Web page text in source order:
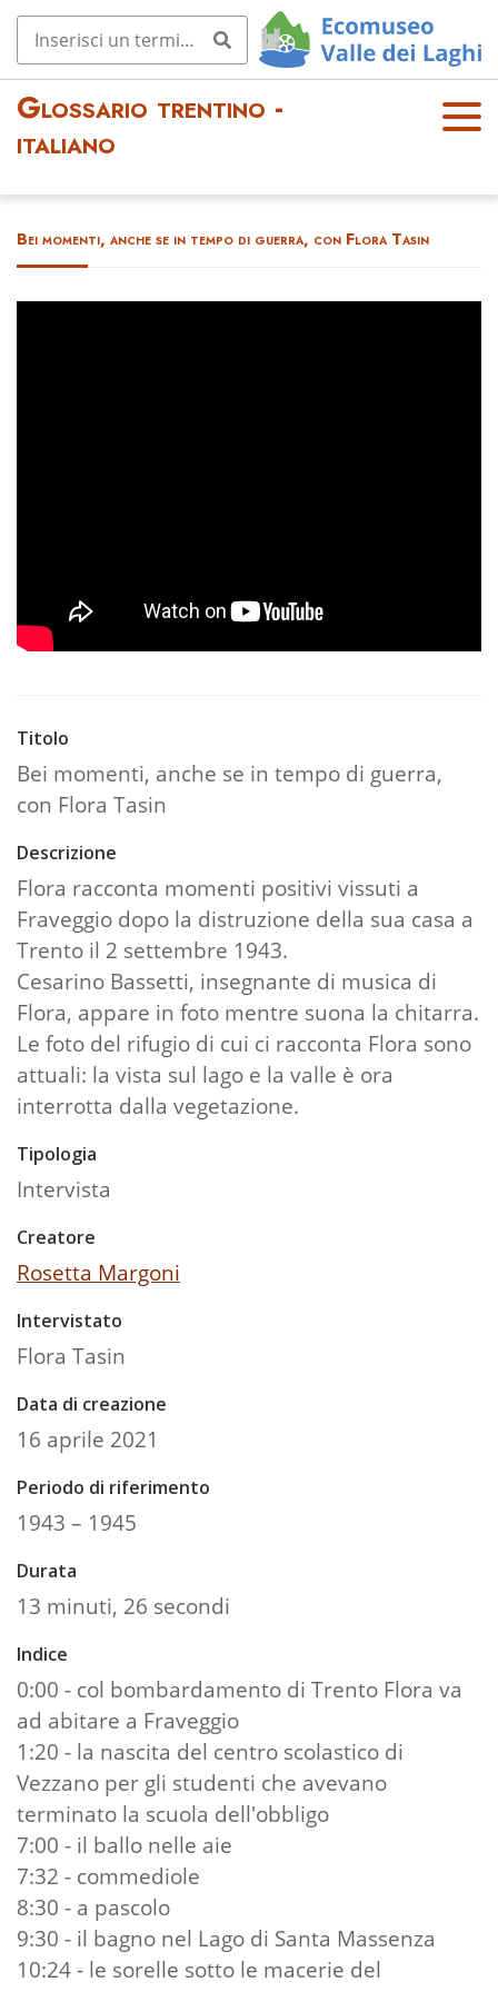
Glossario trentino -
italiano
OPE
Bei momenti, anche se in tempo di guerra, con Flora Tasin
Titolo
Bei momenti, anche se in tempo di guerra,
con Flora Tasin
Descrizione
Flora racconta momenti positivi vissuti a
Fraveggio dopo la distruzione della sua casa a
Trento il 2 settembre 1943.
Cesarino Bassetti, insegnante di musica di
Flora, appare in foto mentre suona la chitarra.
Le foto del rifugio di cui ci racconta Flora sono
attuali: la vista sul lago e la valle è ora
interrotta dalla vegetazione.
Tipologia
Intervista
Creatore
Rosetta Margoni
Intervistato
Flora Tasin
Data di creazione
16 aprile 2021
Periodo di riferimento
1943 – 1945
Durata
13 minuti, 26 secondi
Indice
0:00 - col bombardamento di Trento Flora va
ad abitare a Fraveggio
1:20 - la nascita del centro scolastico di
Vezzano per gli studenti che avevano
terminato la scuola dell'obbligo
7:00 - il ballo nelle aie
7:32 - commediole
8:30 - a pascolo
9:30 - il bagno nel Lago di Santa Massenza
10:24 - le sorelle sotto le macerie del